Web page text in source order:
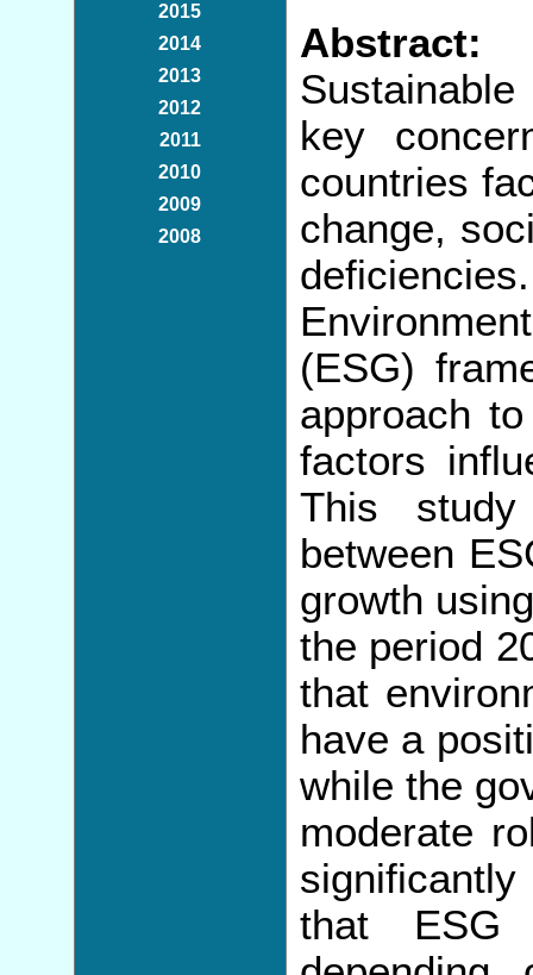
2015
2014
2013
2012
2011
2010
2009
2008
Abstract:
key
countries
change,
(ESG)
approach
factors
This study
between
growth
the period
that
have a
while the
moderate
that ESG